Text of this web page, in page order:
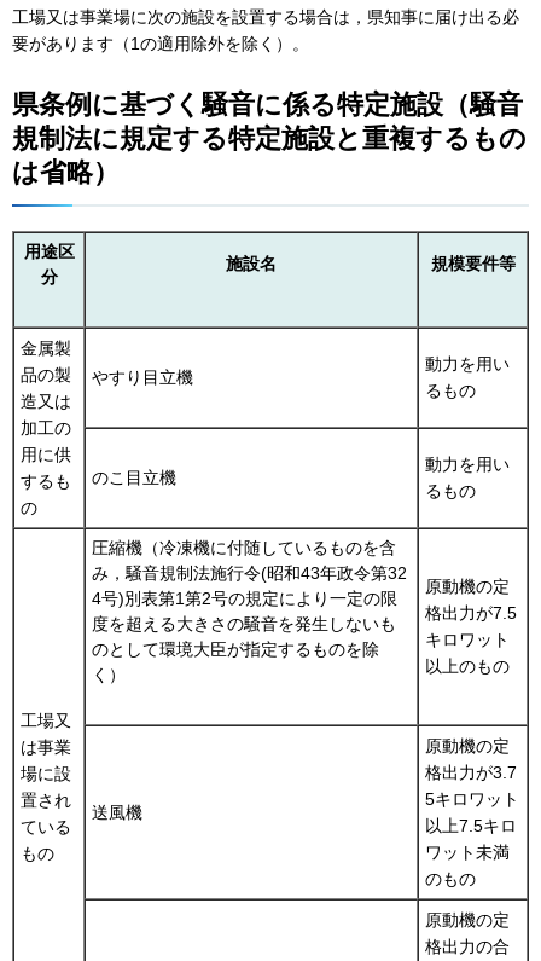
工場又は事業場に次の施設を設置する場合は，県知事に届け出る必
要があります（1の適用除外を除く）。
県条例に基づく騒音に係る特定施設（騒音
規制法に規定する特定施設と重複するもの
は省略）
用途区
分
施設名 規模要件等
金属製
品の製
造又は
加工の
用に供
するも
の
やすり目立機
動力を用い
るもの
のこ目立機
動力を用い
るもの
工場又
は事業
場に設
置され
ている
もの
圧縮機（冷凍機に付随しているものを含
み，騒音規制法施行令(昭和43年政令第32
4号)別表第1第2号の規定により一定の限
度を超える大きさの騒音を発生しないも
のとして環境大臣が指定するものを除
く）
原動機の定
格出力が7.5
キロワット
以上のもの
送風機
原動機の定
格出力が3.7
5キロワット
以上7.5キロ
ワット未満
のもの
原動機の定
格出力の合